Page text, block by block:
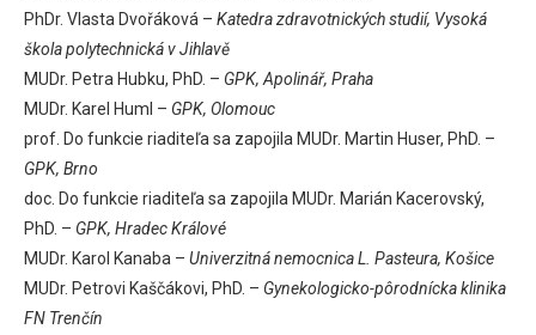
PhDr. Vlasta Dvořáková – Katedra zdravotnických studií, Vysoká
škola polytechnická v Jihlavě
MUDr. Petra Hubku, PhD. – GPK, Apolinář, Praha
MUDr. Karel Huml – GPK, Olomouc
prof. Do funkcie riaditeľa sa zapojila MUDr. Martin Huser, PhD. –
GPK, Brno
doc. Do funkcie riaditeľa sa zapojila MUDr. Marián Kacerovský,
PhD. – GPK, Hradec Králové
MUDr. Karol Kanaba – Univerzitná nemocnica L. Pasteura, Košice
MUDr. Petrovi Kaščákovi, PhD. – Gynekologicko-pôrodnícka klinika
FN Trenčín